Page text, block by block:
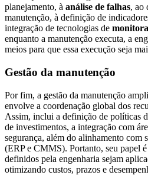
planejamento, à análise de falhas, ao
manutenção, à definição de
integração de tecnologias de
enquanto a manutenção executa, a
meios para que essa execução seja
Gestão da manutenção
Por fim, a gestão da manutenção
envolve a coordenação global dos
Assim, inclui a definição de políticas
de investimentos, a integração com
segurança, além do alinhamento com
(ERP e CMMS). Portanto, seu papel
definidos pela engenharia sejam
otimizando custos, prazos e